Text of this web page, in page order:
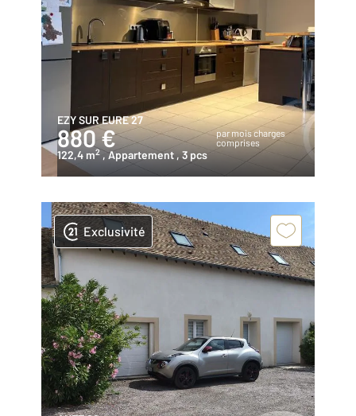
EZY SUR EURE 27
880 €
par mois charges
comprises
122,4 m2 , Appartement, 3 pcs
Exclusivité